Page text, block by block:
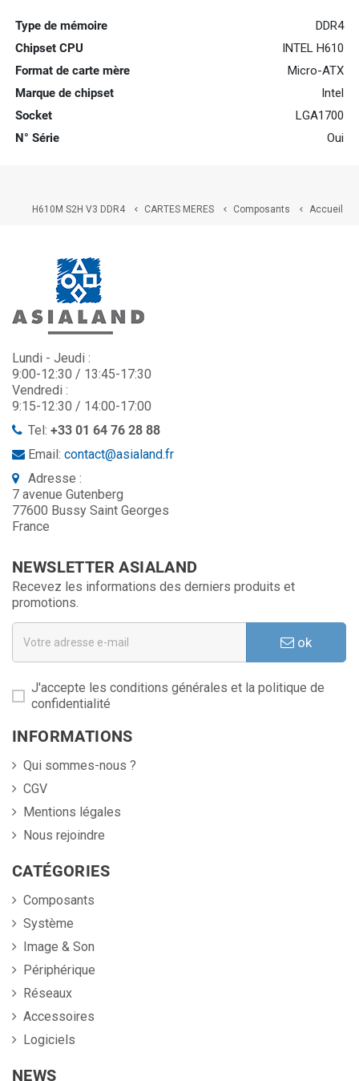
Type de mémoire
DDR4
Chipset CPU
INTEL H610
Format de carte mère
Micro-ATX
Marque de chipset
Intel
Socket
LGA1700
N° Série
Oui
Accueil

Composants

CARTES MERES

H610M S2H V3 DDR4
Lundi - Jeudi :
9:00-12:30 / 13:45-17:30
Vendredi :
9:15-12:30 / 14:00-17:00
Tel: +33 01 64 76 28 88
Email: contact@asialand.fr
Adresse :
7 avenue Gutenberg
77600 Bussy Saint Georges
France
NEWSLETTER ASIALAND
Recevez les informations des derniers produits et
promotions.
ok
J'accepte les conditions générales et la politique de
confidentialité
INFORMATIONS
Qui sommes-nous ?
CGV
Mentions légales
Nous rejoindre
CATÉGORIES
Composants
Système
Image & Son
Périphérique
Réseaux
Accessoires
Logiciels
NEWS